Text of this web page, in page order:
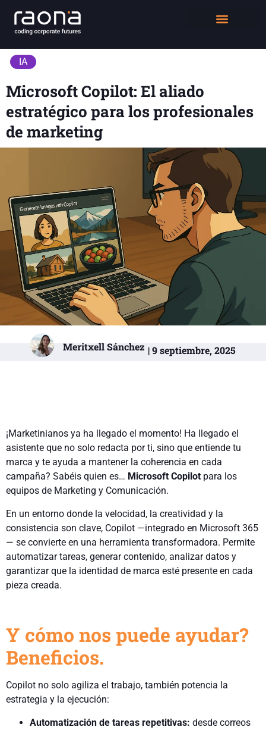
IA
Microsoft Copilot: El aliado
estratégico para los profesionales
de marketing
Meritxell Sánchez | 9 septiembre, 2025
¡Marketinianos ya ha llegado el momento! Ha llegado el
asistente que no solo redacta por ti, sino que entiende tu
marca y te ayuda a mantener la coherencia en cada
campaña? Sabéis quien es… Microsoft Copilot para los
equipos de Marketing y Comunicación.
En un entorno donde la velocidad, la creatividad y la
consistencia son clave, Copilot —integrado en Microsoft 365
— se convierte en una herramienta transformadora. Permite
automatizar tareas, generar contenido, analizar datos y
garantizar que la identidad de marca esté presente en cada
pieza creada.
Y cómo nos puede ayudar?
Beneficios.
Copilot no solo agiliza el trabajo, también potencia la
estrategia y la ejecución:
Automatización de tareas repetitivas: desde correos